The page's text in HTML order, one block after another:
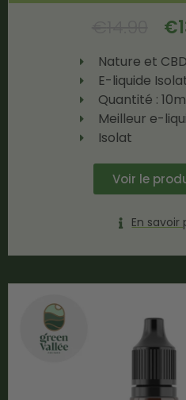
€
Nature et CBD
E-liquide
Quantité :
Meilleur e-
Isolat
Voir le
En savoir